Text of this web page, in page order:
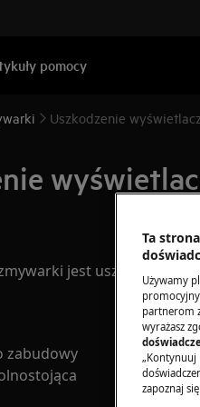
pomocy
Uszkodzenie
jest uszkodzony
zabudowy
Ta
Używamy
partnerom
wyrażasz
„Kontynuuj
zapoznaj